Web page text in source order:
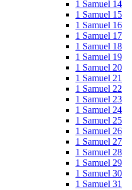
1 Samuel 14
1 Samuel 15
1 Samuel 16
1 Samuel 17
1 Samuel 18
1 Samuel 19
1 Samuel 20
1 Samuel 21
1 Samuel 22
1 Samuel 23
1 Samuel 24
1 Samuel 25
1 Samuel 26
1 Samuel 27
1 Samuel 28
1 Samuel 29
1 Samuel 30
1 Samuel 31